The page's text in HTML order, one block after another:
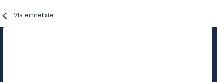
Vis emneliste